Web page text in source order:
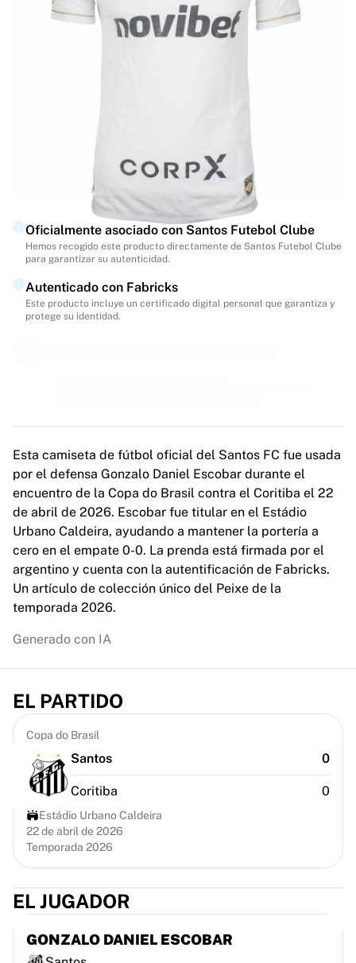
Destacados
Subastas del Campeonato del Mundo
Paris Saint-Germain
FC Bayern Múnich
Ver todos los equipos
Ligas principales
Campeonatos del Mundo 2026
Premier League
La Liga
Serie A
OL Lyonnes
Paris Saint-Germain Feminines
Arsenal WFC
Explorar por país
Baloncesto
Destacados
Charlotte Hornets
Chicago Bulls
LA Clippers
Virtus Bologna
Charlotte Hornets
Chicago Bulls
Portland Trail Blazers
LA Clippers
Ver toda la NBA
Mejores equipos europeos
Beşiktaş Gain
Fenerbahçe Baloncesto
Eslovenia
Virtus Bologna
Guerri Napoli
Otros deportes
Ciclismo
Team Visma | Lease a bike
Oficialmente asociado con Santos Futebol Clube
Hemos recogido este producto directamente de Santos Futebol Clube
para garantizar su autenticidad.
Autenticado con Fabricks
Este producto incluye un certificado digital personal que garantiza y
protege su identidad.
Esta camiseta de fútbol oficial del Santos FC fue usada
por el defensa Gonzalo Daniel Escobar durante el
encuentro de la Copa do Brasil contra el Coritiba el 22
de abril de 2026. Escobar fue titular en el Estádio
Urbano Caldeira, ayudando a mantener la portería a
cero en el empate 0-0. La prenda está firmada por el
argentino y cuenta con la autentificación de Fabricks.
Un artículo de colección único del Peixe de la
temporada 2026.
Generado con IA
EL PARTIDO
Copa do Brasil
Santos 0
Coritiba 0
Estádio Urbano Caldeira
22 de abril de 2026
Temporada 2026
EL JUGADOR
GONZALO DANIEL ESCOBAR